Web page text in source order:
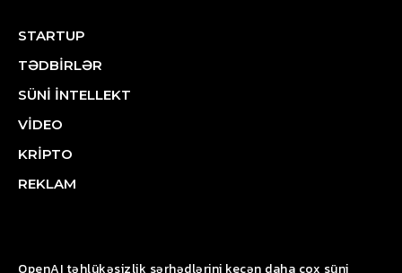
STARTUP
TƏDBİRLƏR
SÜNİ İNTELLEKT
VİDEO
KRİPTO
REKLAM
OpenAI təhlükəsizlik sərhədlərini keçən daha çox süni